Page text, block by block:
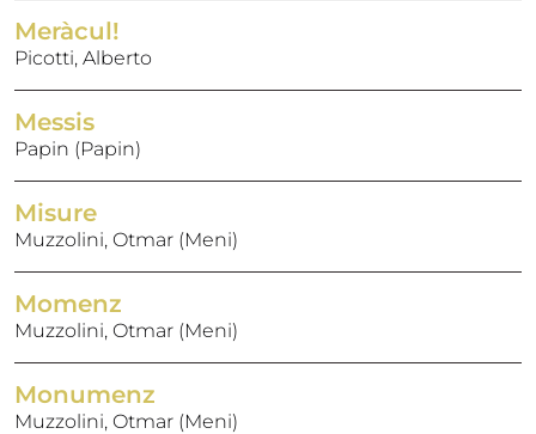
Meràcul!
Picotti, Alberto
Messis
Papin (Papin)
Misure
Muzzolini, Otmar (Meni)
Momenz
Muzzolini, Otmar (Meni)
Monumenz
Muzzolini, Otmar (Meni)